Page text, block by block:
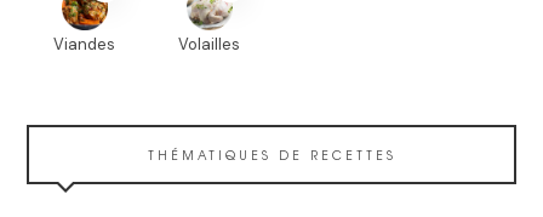
Viandes Volailles
THÉMATIQUES DE RECETTES